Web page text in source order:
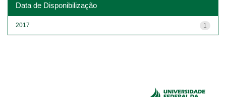
Data de Disponibilização
1
2017